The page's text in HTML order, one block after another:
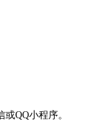
QQ小程序。